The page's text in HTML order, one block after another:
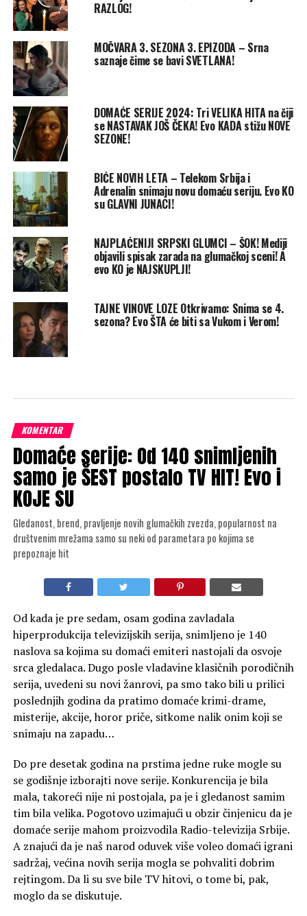
RAZLOG!
MOČVARA 3. SEZONA 3. EPIZODA – Srna
saznaje čime se bavi SVETLANA!
DOMAĆE SERIJE 2024: Tri VELIKA HITA na čiji
se NASTAVAK JOŠ ČEKA! Evo KADA stižu NOVE
SEZONE!
BIĆE NOVIH LETA – Telekom Srbija i
Adrenalin snimaju novu domaću seriju. Evo KO
su GLAVNI JUNACI!
NAJPLAĆENIJI SRPSKI GLUMCI – ŠOK! Mediji
objavili spisak zarada na glumačkoj sceni! A
evo KO je NAJSKUPLJI!
TAJNE VINOVE LOZE Otkrivamo: Snima se 4.
sezona? Evo ŠTA će biti sa Vukom i Verom!
KOMENTAR
Domaće serije: Od 140 snimljenih
samo je ŠEST postalo TV HIT! Evo i
KOJE SU
Gledanost, brend, pravljenje novih glumačkih zvezda, popularnost na
društvenim mrežama samo su neki od parametara po kojima se
prepoznaje hit
Od kada je pre sedam, osam godina zavladala
hiperprodukcija televizijskih serija, snimljeno je 140
naslova sa kojima su domaći emiteri nastojali da osvoje
srca gledalaca. Dugo posle vladavine klasičnih porodičnih
serija, uvedeni su novi žanrovi, pa smo tako bili u prilici
poslednjih godina da pratimo domaće krimi-drame,
misterije, akcije, horor priče, sitkome nalik onim koji se
snimaju na zapadu…
Do pre desetak godina na prstima jedne ruke mogle su
se godišnje izborajti nove serije. Konkurencija je bila
mala, takoreći nije ni postojala, pa je i gledanost samim
tim bila velika. Pogotovo uzimajući u obzir činjenicu da je
domaće serije mahom proizvodila Radio-televizija Srbije.
A znajući da je naš narod oduvek više voleo domaći igrani
sadržaj, većina novih serija mogla se pohvaliti dobrim
rejtingom. Da li su sve bile TV hitovi, o tome bi, pak,
moglo da se diskutuje.